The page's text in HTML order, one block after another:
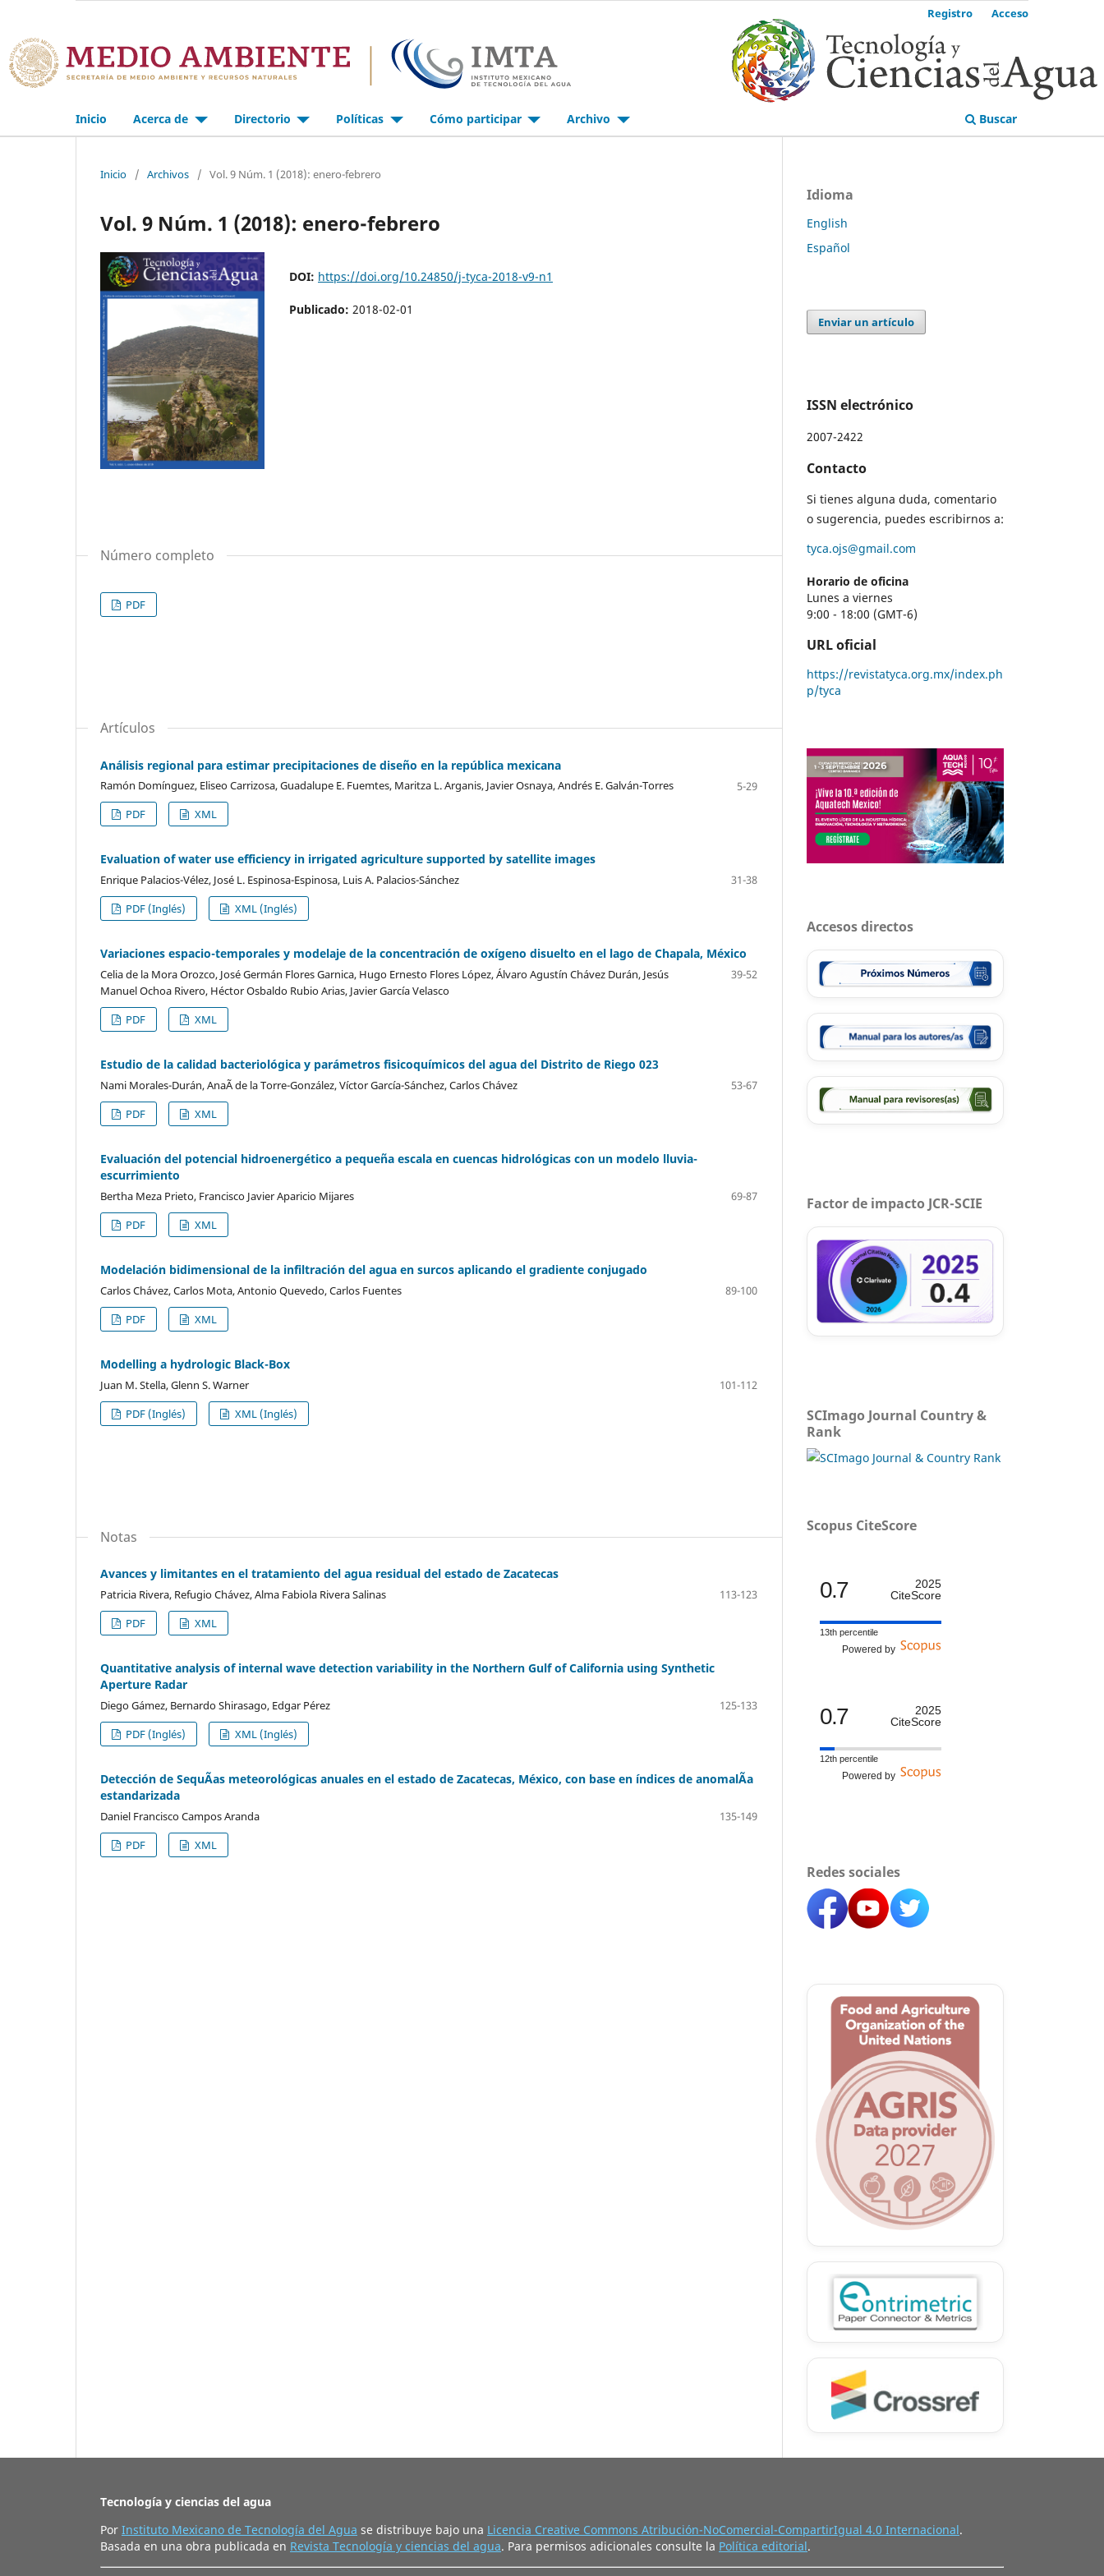
Inicio Acerca de Directorio Políticas Cómo participar Archivo Buscar
Registro Acceso
Inicio / Archivos / Vol. 9 Núm. 1 (2018): enero-febrero
Vol. 9 Núm. 1 (2018): enero-febrero
DOI: https://doi.org/10.24850/j-tyca-2018-v9-n1
Publicado: 2018-02-01
Número completo
PDF
Artículos
Análisis regional para estimar precipitaciones de diseño en la república mexicana
Ramón Domínguez, Eliseo Carrizosa, Guadalupe E. Fuemtes, Maritza L. Arganis, Javier Osnaya, Andrés E. Galván-Torres
5-29
PDF
XML
Evaluation of water use efficiency in irrigated agriculture supported by satellite images
Enrique Palacios-Vélez, José L. Espinosa-Espinosa, Luis A. Palacios-Sánchez
31-38
PDF (Inglés)
XML (Inglés)
Variaciones espacio-temporales y modelaje de la concentración de oxígeno disuelto en el lago de Chapala, México
Celia de la Mora Orozco, José Germán Flores Garnica, Hugo Ernesto Flores López, Álvaro Agustín Chávez Durán, Jesús
Manuel Ochoa Rivero, Héctor Osbaldo Rubio Arias, Javier García Velasco
39-52
PDF XML
Estudio de la calidad bacteriológica y parámetros fisicoquímicos del agua del Distrito de Riego 023
Nami Morales-Durán, AnaÃ­ de la Torre-González, Víctor García-Sánchez, Carlos Chávez
53-67
PDF
XML
Evaluación del potencial hidroenergético a pequeña escala en cuencas hidrológicas con un modelo lluvia-
escurrimiento
Bertha Meza Prieto, Francisco Javier Aparicio Mijares
69-87
PDF
XML
Modelación bidimensional de la infiltración del agua en surcos aplicando el gradiente conjugado
Carlos Chávez, Carlos Mota, Antonio Quevedo, Carlos Fuentes
89-100
PDF
XML
Modelling a hydrologic Black-Box
Juan M. Stella, Glenn S. Warner
101-112
PDF (Inglés)
XML (Inglés)
Notas
Avances y limitantes en el tratamiento del agua residual del estado de Zacatecas
Patricia Rivera, Refugio Chávez, Alma Fabiola Rivera Salinas
113-123
PDF
XML
Quantitative analysis of internal wave detection variability in the Northern Gulf of California using Synthetic
Aperture Radar
Diego Gámez, Bernardo Shirasago, Edgar Pérez
125-133
PDF (Inglés)
XML (Inglés)
Detección de SequÃ­as meteorológicas anuales en el estado de Zacatecas, México, con base en índices de anomalÃ­a
estandarizada
Daniel Francisco Campos Aranda
135-149
PDF
XML
Idioma
English
Español
Enviar un artículo
ISSN electrónico
2007-2422
Contacto
Si tienes alguna duda, comentario
o sugerencia, puedes escribirnos a:
tyca.ojs@gmail.com
Horario de oficina
Lunes a viernes
9:00 - 18:00 (GMT-6)
URL oficial
https://revistatyca.org.mx/index.ph
p/tyca
Accesos directos
Factor de impacto JCR-SCIE
SCImago Journal Country &
Rank
Scopus CiteScore
0.7
2025
CiteScore
13th percentile
Powered by
0.7
2025
CiteScore
12th percentile
Powered by
Redes sociales
Tecnología y ciencias del agua
Por Instituto Mexicano de Tecnología del Agua se distribuye bajo una Licencia Creative Commons Atribución-NoComercial-CompartirIgual 4.0 Internacional.
Basada en una obra publicada en Revista Tecnología y ciencias del agua. Para permisos adicionales consulte la Política editorial.